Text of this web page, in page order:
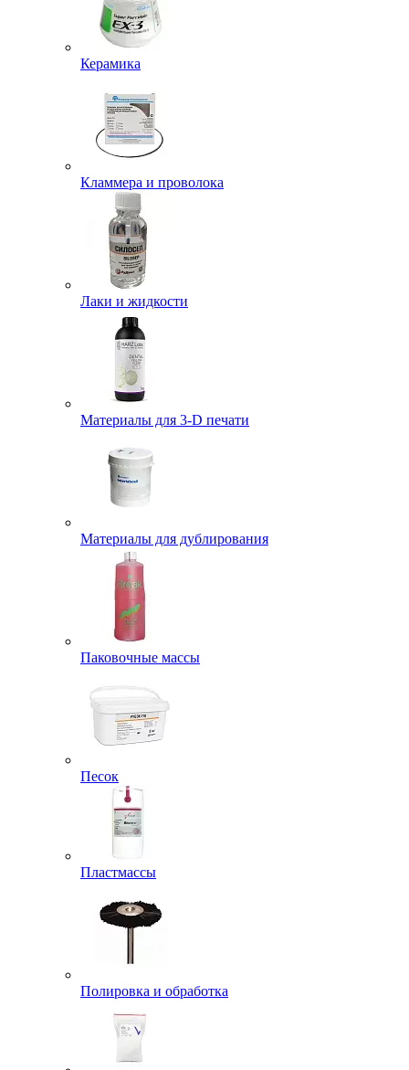
Керамика
Кламмера и проволока
Лаки и жидкости
Материалы для 3-D печати
Материалы для дублирования
Паковочные массы
Песок
Пластмассы
Полировка и обработка